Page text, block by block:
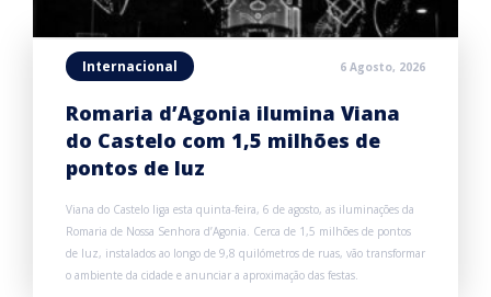
Internacional 6 Agosto, 2026
Romaria d’Agonia ilumina Viana
do Castelo com 1,5 milhões de
pontos de luz
Viana do Castelo liga esta quinta-feira, 6 de agosto, as iluminações da
Romaria de Nossa Senhora d’Agonia. Cerca de 1,5 milhões de pontos
de luz, instalados ao longo de 9,8 quilómetros de ruas, vão transformar
o ambiente da cidade e anunciar a aproximação das festas.